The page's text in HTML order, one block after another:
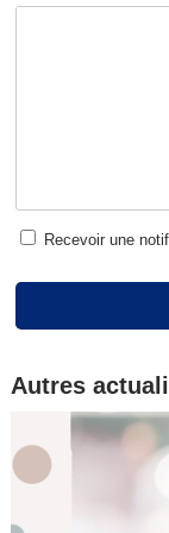
Recevoir une
Autres